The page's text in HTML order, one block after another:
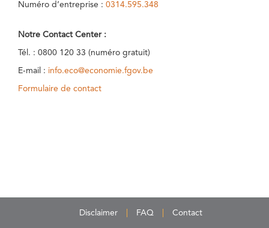
Numéro d’entreprise : 0314.595.348
Notre Contact Center :
Tél. : 0800 120 33 (numéro gratuit)
E-mail : info.eco@economie.fgov.be
Formulaire de contact
Disclaimer FAQ Contact